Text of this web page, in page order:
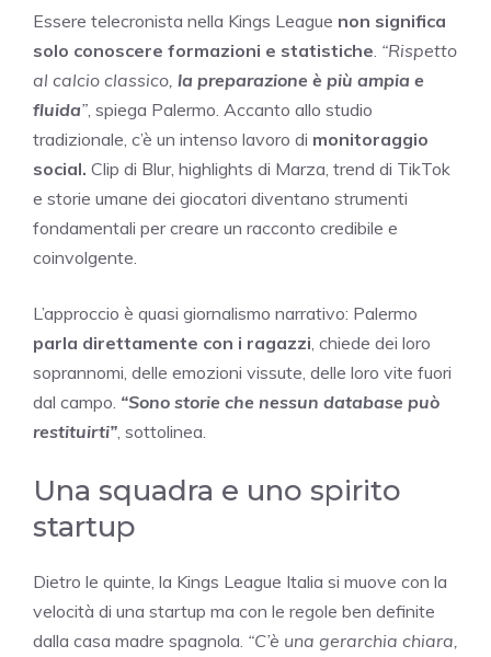
Essere telecronista nella Kings League non significa
solo conoscere formazioni e statistiche “Rispetto
al calcio classico, la preparazione è più ampia e
fluida” , spiega Palermo. Accanto allo studio
tradizionale, c’è un intenso lavoro di monitoraggio
social. Clip di Blur, highlights di Marza, trend di TikTok
e storie umane dei giocatori diventano strumenti
fondamentali per creare un racconto credibile e
coinvolgente.
L’approccio è quasi giornalismo narrativo: Palermo
parla direttamente con i ragazzi , chiede dei loro
soprannomi, delle emozioni vissute, delle loro vite fuori
dal campo. “Sono storie che nessun database può
restituirti” , sottolinea.
Una squadra e uno spirito
startup
Dietro le quinte, la Kings League Italia si muove con la
velocità di una startup ma con le regole ben definite
dalla casa madre spagnola. “C’è una gerarchia chiara,